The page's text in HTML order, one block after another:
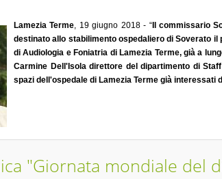
Lamezia Terme, 19 giugno 2018 - “Il commissario
destinato allo stabilimento ospedaliero di Soverato
di Audiologia e Foniatria di Lamezia Terme, già a
Carmine Dell'Isola direttore del dipartimento di
spazi dell'ospedale di Lamezia Terme già interessati
"Giornata mondiale del